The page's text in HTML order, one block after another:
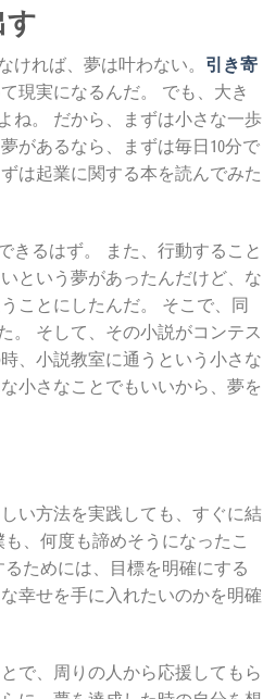
れば、夢は叶わない。 引き寄
現実になるんだ。 でも、大き
ね。 だから、まずは小さな一歩
があるなら、まずは毎日10分で
は起業に関する本を読んでみた
きるはず。 また、行動すること
という夢があったんだけど、な
ことにしたんだ。 そこで、同
。 そして、その小説がコンテス
、小説教室に通うという小さな
小さなことでもいいから、夢を
い方法を実践しても、すぐに結
、何度も諦めそうになったこ
ためには、目標を明確にする
幸せを手に入れたいのかを明確
で、周りの人から応援してもら